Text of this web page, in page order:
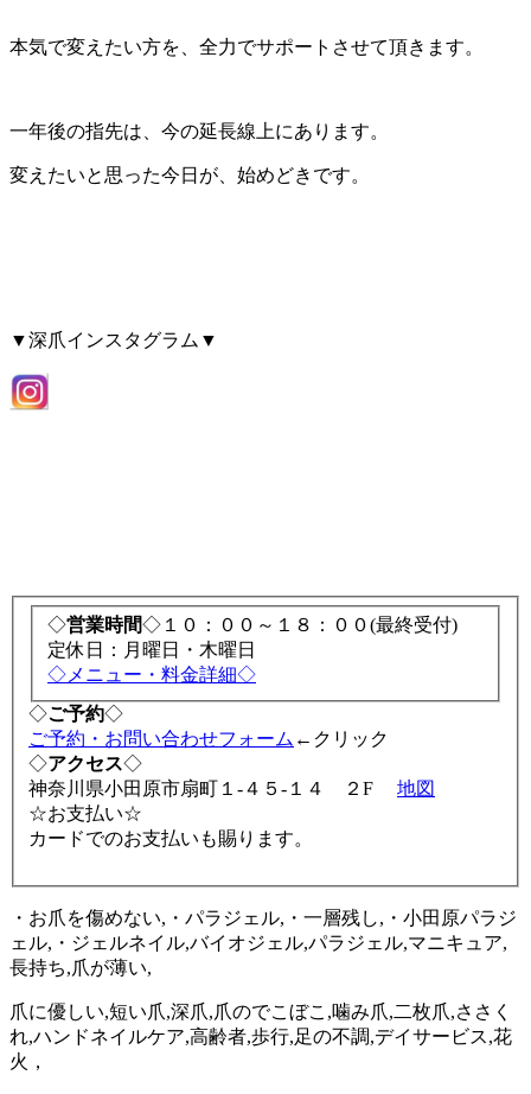
本気で変えたい方を、全力でサポートさせて頂きます。
一年後の指先は、今の延長線上にあります。
変えたいと思った今日が、始めどきです。
▼深爪インスタグラム▼
◇営業時間◇１０：００～１８：００(最終受付)
定休日：月曜日・木曜日
◇メニュー・料金詳細◇
◇ご予約◇
ご予約・お問い合わせフォーム ←クリック
◇アクセス◇
神奈川県小田原市扇町１-４５-１４ ２F 地図
☆お支払い☆
カードでのお支払いも賜ります。
・お爪を傷めない,・パラジェル,・一層残し,・小田原パラジ
ェル,・ジェルネイル,バイオジェル,パラジェル,マニキュア,
長持ち,爪が薄い,
爪に優しい,短い爪,深爪,爪のでこぼこ,噛み爪,二枚爪,ささく
れ,ハンドネイルケア,高齢者,歩行,足の不調,デイサービス,花
火，